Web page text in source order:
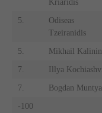
Kriaridis
5.
Odiseas
Tzeiranidis
5. Mikhail Kalinin
7. Illya
7. Bogdan
-100